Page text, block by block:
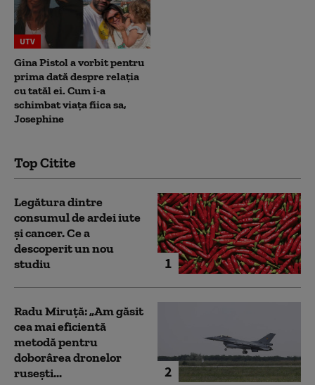
UTV
Gina Pistol a vorbit pentru
prima dată despre relația
cu tatăl ei. Cum i-a
schimbat viața fiica sa,
Josephine
Top Citite
1
Legătura dintre
consumul de ardei iute
și cancer. Ce a
descoperit un nou
studiu
2
Radu Miruță: „Am găsit
cea mai eficientă
metodă pentru
doborârea dronelor
rusești...